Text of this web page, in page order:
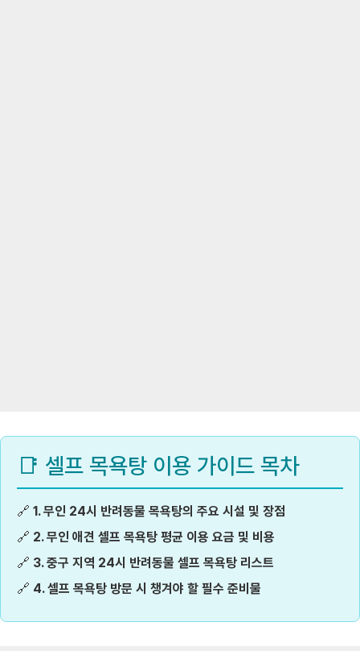
📑 셀프 목욕탕 이용 가이드 목차
🔗 1. 무인 24시 반려동물 목욕탕의 주요 시설 및 장점
🔗 2. 무인 애견 셀프 목욕탕 평균 이용 요금 및 비용
🔗 3. 중구 지역 24시 반려동물 셀프 목욕탕 리스트
🔗 4. 셀프 목욕탕 방문 시 챙겨야 할 필수 준비물